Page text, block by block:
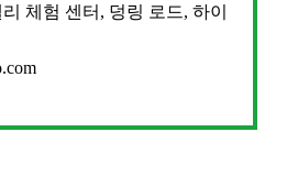
체험 센터, 덩링 로드, 하이